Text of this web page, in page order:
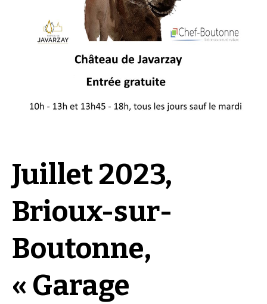
Juillet 2023,
Brioux-sur-
Boutonne,
« Garage